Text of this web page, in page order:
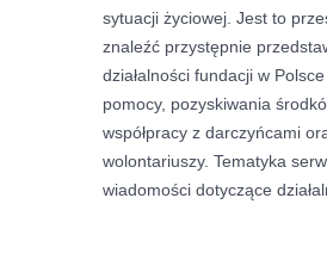
sytuacji życiowej. Jest to
znaleźć przystępnie
działalności fundacji w
pomocy, pozyskiwania
współpracy z darczyńcami
wolontariuszy. Tematyka
wiadomości dotyczące